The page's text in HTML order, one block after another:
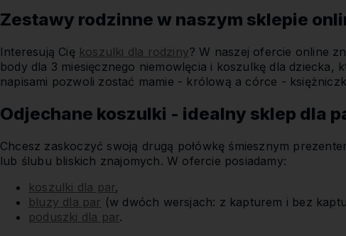
Zestawy rodzinne w naszym sklepie
Interesują Cię koszulki dla rodziny? W naszej ofercie online
body dla 3 miesięcznego niemowlęcia i koszulkę dla
napisami pozwoli zostać mamie - królową a córce -
Odjechane koszulki - idealny sklep dla
Chcesz zaskoczyć swoją drugą połówkę śmiesznym
lub ślubu bliskich znajomych. W ofercie posiadamy:
koszulki dla par,
bluzy dla par (w dwóch wersjach: z kapturem i bez
poduszki dla par.